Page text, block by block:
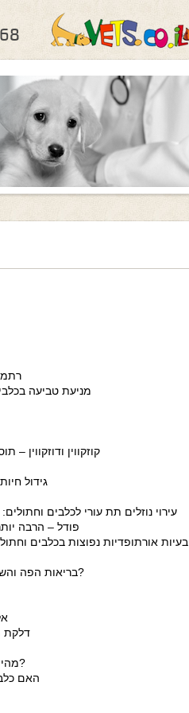
מניעת טביעה
קוזקווין ודוזקווין
גידול
עירוי נוזלים תת עורי לכלבים
פודל – הרבה
בעיות אורתופדיות נפוצות בכלבים
בריאות הפה והשיניים אצל חתולים – למה זה חשוב ואיך נדאג לה?
דלקת
מהי התזונה המתאימה ביותר לכלבים עם אפילפסיה?
האם